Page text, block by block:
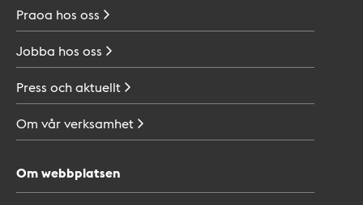
Praoa hos oss
Jobba hos oss
Press ochaktuellt
Om vårverksamhet
Om webbplatsen